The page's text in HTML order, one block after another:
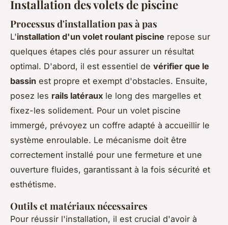
Installation des volets de piscine
Processus d'installation pas à pas
L'installation d'un volet roulant piscine repose sur
quelques étapes clés pour assurer un résultat
optimal. D'abord, il est essentiel de vérifier que le
bassin est propre et exempt d'obstacles. Ensuite,
posez les rails latéraux le long des margelles et
fixez-les solidement. Pour un volet piscine
immergé, prévoyez un coffre adapté à accueillir le
système enroulable. Le mécanisme doit être
correctement installé pour une fermeture et une
ouverture fluides, garantissant à la fois sécurité et
esthétisme.
Outils et matériaux nécessaires
Pour réussir l'installation, il est crucial d'avoir à